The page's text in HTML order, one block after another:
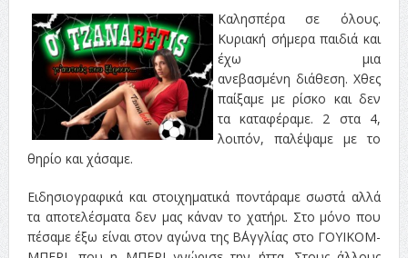
Το νουάρ στον ελληνικό κινηματογράφο
Η Φροντίδα Έχει Πολλές Μορφές: Κι Όλες Σε Αφορούν
Τρία Βήματα Μπροστά για Σένα και την Επιχείρησή σου
Όψεις και Απόψεις
Αξίζει άραγε?
Καλησπέρα σε όλους.
Κυριακή σήμερα παιδιά και
έχω μια
ανεβασμένη διάθεση. Χθες
παίξαμε με ρίσκο και δεν
τα καταφέραμε. 2 στα 4,
λοιπόν, παλέψαμε με το
θηρίο και χάσαμε.
Ειδησιογραφικά και στοιχηματικά ποντάραμε σωστά αλλά
τα αποτελέσματα δεν μας κάναν το χατήρι. Στο μόνο που
πέσαμε έξω είναι στον αγώνα της Β΄Αγγλίας στο ΓΟΥΙΚΟΜ-